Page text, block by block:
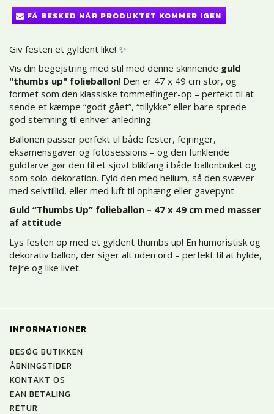
FÅ BESKED NÅR PRODUKTET KOMMER IGEN
Giv festen et gyldent like! ✨
Vis din begejstring med stil med denne skinnende guld
"thumbs up" folieballon! Den er 47 x 49 cm stor, og
formet som den klassiske tommelfinger-op – perfekt til at
sende et kæmpe “godt gået”, “tillykke” eller bare sprede
god stemning til enhver anledning.
Ballonen passer perfekt til både fester, fejringer,
eksamensgaver og fotosessions – og den funklende
guldfarve gør den til et sjovt blikfang i både ballonbuket og
som solo-dekoration. Fyld den med helium, så den svæver
med selvtillid, eller med luft til ophæng eller gavepynt.
Guld “Thumbs Up” folieballon – 47 x 49 cm med masser
af attitude
Lys festen op med et gyldent thumbs up! En humoristisk og
dekorativ ballon, der siger alt uden ord – perfekt til at hylde,
fejre og like livet.
INFORMATIONER
BESØG BUTIKKEN
ÅBNINGSTIDER
KONTAKT OS
EAN BETALING
RETUR